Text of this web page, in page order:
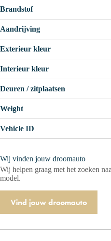
Brandstof
Aandrijving
Exterieur kleur
Interieur kleur
Deuren / zitplaatsen
Weight
Vehicle ID
Wij vinden jouw droomauto
Wij helpen graag met het zoeken
model.
Vind jouw droomauto